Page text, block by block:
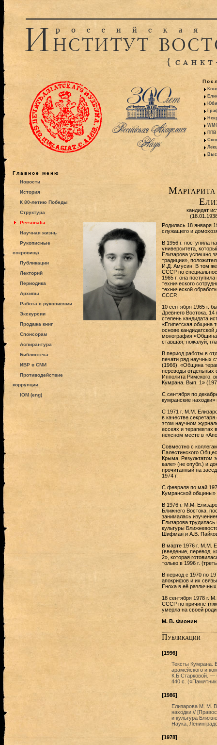
ППВ
Главное меню
Новости
История
К 80-летию Победы
Структура
Personalia
Научная жизнь
Рукописные
сокровища
Публикации
Лекторий
Периодика
Архивы
Работа с рукописями
Экскурсии
Продажа книг
Спонсорам
Аспирантура
Библиотека
ИВР в СМИ
Противодействие
коррупции
IOM (eng)
кандидат
Родилась 18 января
служащего и
В 1956 г. поступила
университета,
Елизарова успешно
традиции»,
И.Д. Амусин. В том
СССР по
1965 г. она
технического
технической
СССР.
10 сентября 1965 г.
Древнего Востока.
степень кандидата
«Египетская община
основе кандидатской
монография «Община
ставшая, пожалуй,
В период работы в
печати ряд научных
(1966), «Община
переводы отдельных
Ипполита Римского,
Кумрана. Вып. 1»
С сентября по
кумранские
С 1971 г. М.М.
в качестве
этом научном
ессеях и терапевтах
неясном месте в
Совместно с
Палестинского
Крыма. Результатом
кале» (не опубл.) и
прочитанный на
1974 г.
С февраля по май
Кумранской общины»
В 1976 г. М.М.
Ближнего Востока,
занималась
Елизарова
культуры
Шифман и А.В.
В марте 1976 г. М.М.
(введение, перевод,
2», которая
только в 1996 г.
В период с 1970 по
апокрифов и их
Еноха в её
18 сентября 1978 г.
СССР по причине
умерла на своей
М. В. Фионин
Публикации
[1996]
Тексты Кумрана.
арамейского и
К.Б.Старковой. —
440 с.
[1986]
Елизарова М. М.
находки //
и культура
Наука,
[1978]